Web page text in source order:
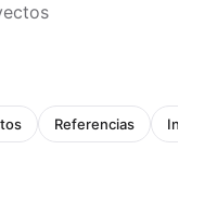
Referencias